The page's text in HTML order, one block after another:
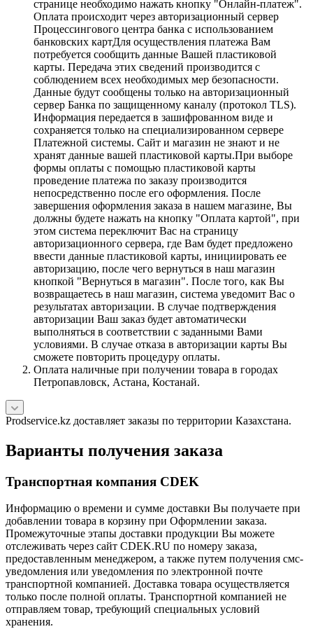
странице необходимо нажать кнопку "Онлайн-платеж".
Оплата происходит через авторизационный сервер
Процессингового центра банка с использованием
банковских картДля осуществления платежа Вам
потребуется сообщить данные Вашей пластиковой
карты. Передача этих сведений производится с
соблюдением всех необходимых мер безопасности.
Данные будут сообщены только на авторизационный
сервер Банка по защищенному каналу (протокол TLS).
Информация передается в зашифрованном виде и
сохраняется только на специализированном сервере
Платежной системы. Сайт и магазин не знают и не
хранят данные вашей пластиковой карты.При выборе
формы оплаты с помощью пластиковой карты
проведение платежа по заказу производится
непосредственно после его оформления. После
завершения оформления заказа в нашем магазине, Вы
должны будете нажать на кнопку "Оплата картой", при
этом система переключит Вас на страницу
авторизационного сервера, где Вам будет предложено
ввести данные пластиковой карты, инициировать ее
авторизацию, после чего вернуться в наш магазин
кнопкой "Вернуться в магазин". После того, как Вы
возвращаетесь в наш магазин, система уведомит Вас о
результатах авторизации. В случае подтверждения
авторизации Ваш заказ будет автоматически
выполняться в соответствии с заданными Вами
условиями. В случае отказа в авторизации карты Вы
сможете повторить процедуру оплаты.
Оплата наличные при получении товара в городах
Петропавловск, Астана, Костанай.
Prodservice.kz доставляет заказы по территории Казахстана.
Варианты получения заказа
Транспортная компания CDEK
Информацию о времени и сумме доставки Вы получаете при
добавлении товара в корзину при Оформлении заказа.
Промежуточные этапы доставки продукции Вы можете
отслеживать через сайт CDEK.RU по номеру заказа,
предоставленным менеджером, а также путем получения смс-
уведомления или уведомления по электронной почте
транспортной компанией. Доставка товара осуществляется
только после полной оплаты. Транспортной компанией не
отправляем товар, требующий специальных условий
хранения.